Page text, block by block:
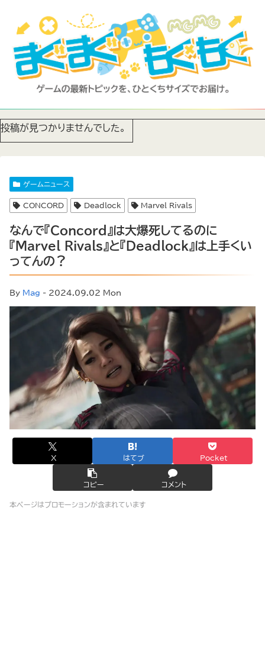
投稿が見つかりませんでした。
ゲームニュース
CONCORD Deadlock Marvel Rivals
なんで『Concord』は大爆死してるのに
『Marvel Rivals』と『Deadlock』は上手くい
ってんの？
By Mag - 2024.09.02 Mon
X はてブ Pocket
コピー コメント
本ページはプロモーションが含まれています